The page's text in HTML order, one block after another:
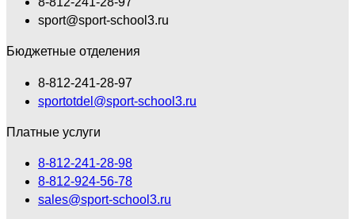
sport@sport-school3.ru
Бюджетные отделения
8-812-241-28-97
sportotdel@sport-school3.ru
Платные услуги
8-812-241-28-98
8-812-924-56-78
sales@sport-school3.ru